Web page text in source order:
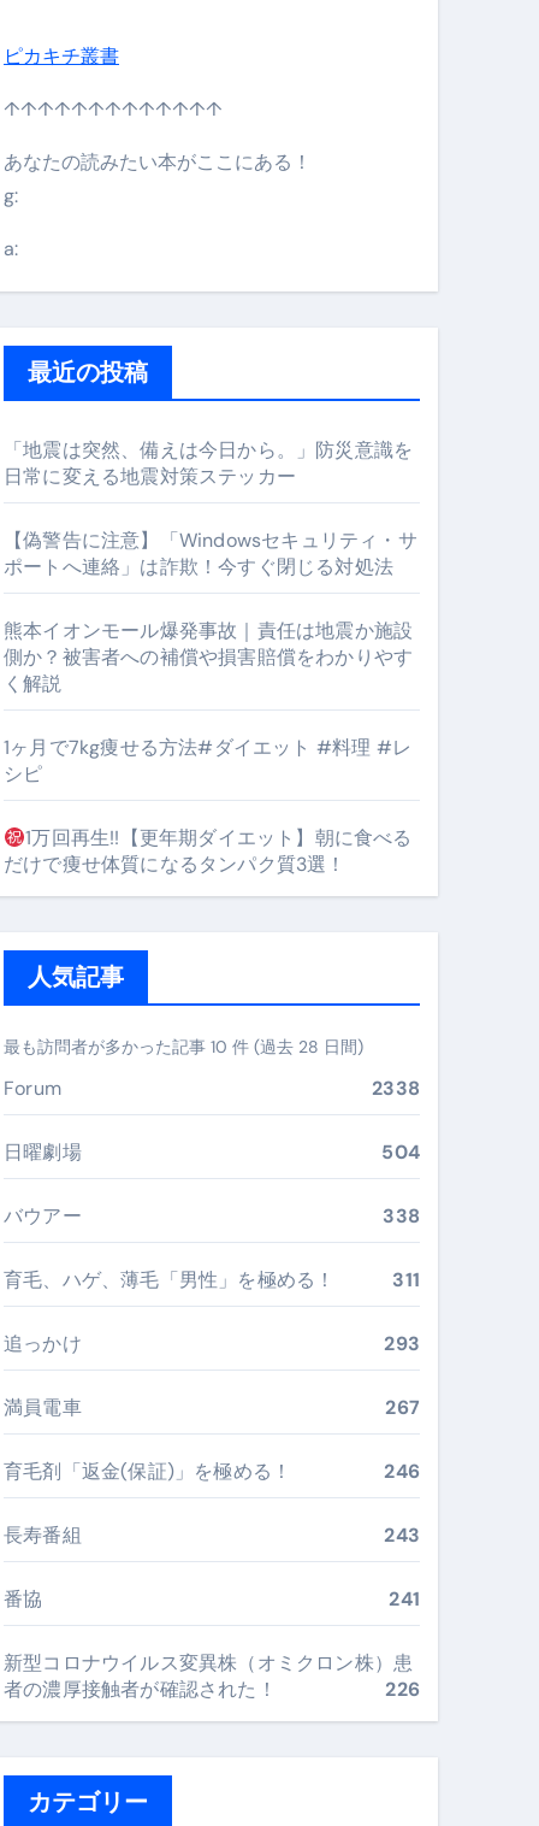
るのが独自ドメイン
安で手に入れる方法
イド
実践大全
。いま選ばれている新定番ドメイン
レ #美容 #健康 #雑学 #ナレーター #小林将大
#美容 #健康 #雑学 #ナレーター #小林将大
レ #美容 #健康 #雑学 #ナレーター #小林将大
すめ・選び方・洗い方・Q&Aまで
たの寝室に最適解を出す快眠ガイド
足腰と体幹”を育てる選び方＆続け方ガイド
ピカキチ叢書
↑↑↑↑↑↑↑↑↑↑↑↑↑
あなたの読みたい本がここにある！
g:
a:
最近の投稿
「地震は突然、備えは今日から。」防災意識を
日常に変える地震対策ステッカー
【偽警告に注意】「Windowsセキュリティ・サ
ポートへ連絡」は詐欺！今すぐ閉じる対処法
熊本イオンモール爆発事故｜責任は地震か施設
側か？被害者への補償や損害賠償をわかりやす
く解説
1ヶ月で7kg痩せる方法#ダイエット #料理 #レ
シピ
1万回再生!!【更年期ダイエット】朝に食べる
だけで痩せ体質になるタンパク質3選！
人気記事
最も訪問者が多かった記事 10 件 (過去 28 日間)
Forum 2338
日曜劇場 504
バウアー 338
育毛、ハゲ、薄毛「男性」を極める！ 311
追っかけ 293
満員電車 267
育毛剤「返金(保証)」を極める！ 246
長寿番組 243
番協 241
新型コロナウイルス変異株（オミクロン株）患
者の濃厚接触者が確認された！
226
カテゴリー